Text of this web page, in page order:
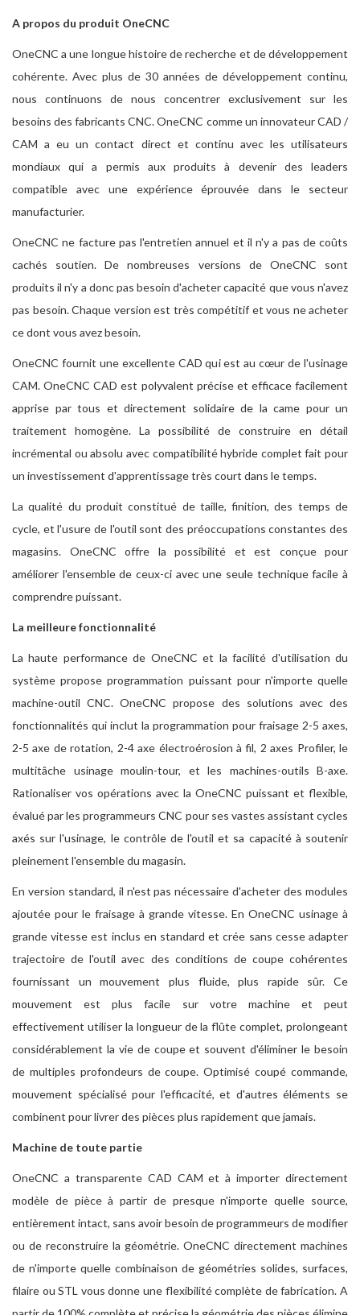
A propos du produit OneCNC
OneCNC a une longue histoire de recherche et de développement
cohérente. Avec plus de 30 années de développement continu,
nous continuons de nous concentrer exclusivement sur les
besoins des fabricants CNC. OneCNC comme un innovateur CAD /
CAM a eu un contact direct et continu avec les utilisateurs
mondiaux qui a permis aux produits à devenir des leaders
compatible avec une expérience éprouvée dans le secteur
manufacturier.
OneCNC ne facture pas l'entretien annuel et il n'y a pas de coûts
cachés soutien. De nombreuses versions de OneCNC sont
produits il n'y a donc pas besoin d'acheter capacité que vous n'avez
pas besoin. Chaque version est très compétitif et vous ne acheter
ce dont vous avez besoin.
OneCNC fournit une excellente CAD qui est au cœur de l'usinage
CAM. OneCNC CAD est polyvalent précise et efficace facilement
apprise par tous et directement solidaire de la came pour un
traitement homogène. La possibilité de construire en détail
incrémental ou absolu avec compatibilité hybride complet fait pour
un investissement d'apprentissage très court dans le temps.
La qualité du produit constitué de taille, finition, des temps de
cycle, et l'usure de l'outil sont des préoccupations constantes des
magasins. OneCNC offre la possibilité et est conçue pour
améliorer l'ensemble de ceux-ci avec une seule technique facile à
comprendre puissant.
La meilleure fonctionnalité
La haute performance de OneCNC et la facilité d'utilisation du
système propose programmation puissant pour n'importe quelle
machine-outil CNC. OneCNC propose des solutions avec des
fonctionnalités qui inclut la programmation pour fraisage 2-5 axes,
2-5 axe de rotation, 2-4 axe électroérosion à fil, 2 axes Profiler, le
multitâche usinage moulin-tour, et les machines-outils B-axe.
Rationaliser vos opérations avec la OneCNC puissant et flexible,
évalué par les programmeurs CNC pour ses vastes assistant cycles
axés sur l'usinage, le contrôle de l'outil et sa capacité à soutenir
pleinement l'ensemble du magasin.
En version standard, il n'est pas nécessaire d'acheter des modules
ajoutée pour le fraisage à grande vitesse. En OneCNC usinage à
grande vitesse est inclus en standard et crée sans cesse adapter
trajectoire de l'outil avec des conditions de coupe cohérentes
fournissant un mouvement plus fluide, plus rapide sûr. Ce
mouvement est plus facile sur votre machine et peut
effectivement utiliser la longueur de la flûte complet, prolongeant
considérablement la vie de coupe et souvent d'éliminer le besoin
de multiples profondeurs de coupe. Optimisé coupé commande,
mouvement spécialisé pour l'efficacité, et d'autres éléments se
combinent pour livrer des pièces plus rapidement que jamais.
Machine de toute partie
OneCNC a transparente CAD CAM et à importer directement
modèle de pièce à partir de presque n'importe quelle source,
entièrement intact, sans avoir besoin de programmeurs de modifier
ou de reconstruire la géométrie. OneCNC directement machines
de n'importe quelle combinaison de géométries solides, surfaces,
filaire ou STL vous donne une flexibilité complète de fabrication. A